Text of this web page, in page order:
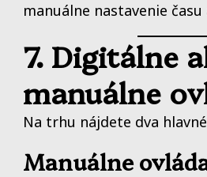
manuálne nastavenie
7. Digitálne
manuálne
Na trhu nájdete dva
Manuálne